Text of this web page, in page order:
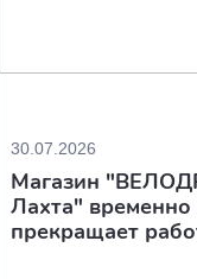
30.07.2026
Магазин
Лахта" временно
прекращает